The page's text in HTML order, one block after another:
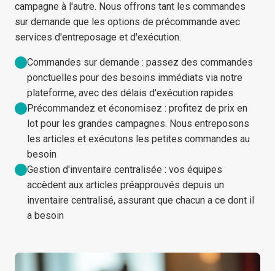
campagne à l'autre. Nous offrons tant les commandes
sur demande que les options de précommande avec
services d'entreposage et d'exécution.
Commandes sur demande : passez des commandes
ponctuelles pour des besoins immédiats via notre
plateforme, avec des délais d'exécution rapides
Précommandez et économisez : profitez de prix en
lot pour les grandes campagnes. Nous entreposons
les articles et exécutons les petites commandes au
besoin
Gestion d'inventaire centralisée : vos équipes
accèdent aux articles préapprouvés depuis un
inventaire centralisé, assurant que chacun a ce dont il
a besoin